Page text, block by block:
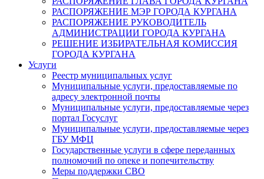
РАСПОРЯЖЕНИЕ МЭР ГОРОДА КУРГАНА
РАСПОРЯЖЕНИЕ РУКОВОДИТЕЛЬ
АДМИНИСТРАЦИИ ГОРОДА КУРГАНА
РЕШЕНИЕ ИЗБИРАТЕЛЬНАЯ КОМИССИЯ
ГОРОДА КУРГАНА
Услуги
Реестр муниципальных услуг
Муниципальные услуги, предоставляемые по
адресу электронной почты
Муниципальные услуги, предоставляемые через
портал Госуслуг
Муниципальные услуги, предоставляемые через
ГБУ МФЦ
Государственные услуги в сфере переданных
полномочий по опеке и попечительству
Меры поддержки СВО